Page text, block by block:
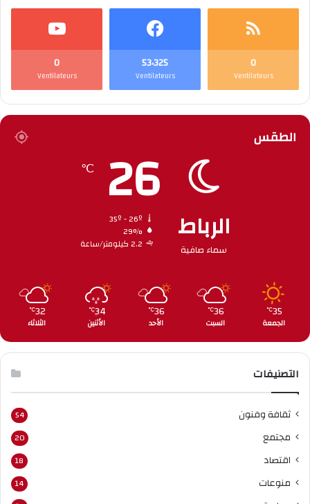
0
Ventilateurs
53٬325
Ventilateurs
0
Ventilateurs
الطقس
الرباط
سماء صافية
26
℃
29%
2.2 كيلومتر/ساعة
35
℃
الجمعة
36
℃
السبت
36
℃
الأحد
34
℃
الأثنين
32
℃
الثلاثاء
التصنيفات
ثقافة وفنون 54
مجتمع 20
اقتصاد 18
منوعات 14